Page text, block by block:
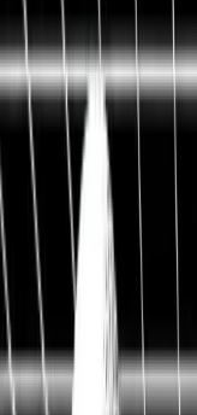
Live Workshop
TERMINAL + API
Sieh, was andere